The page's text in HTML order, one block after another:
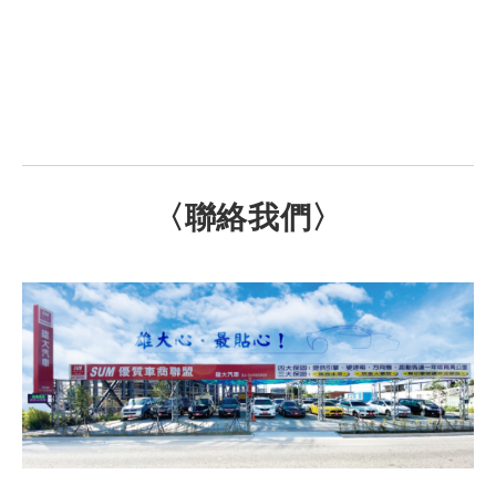
〈聯絡我們〉